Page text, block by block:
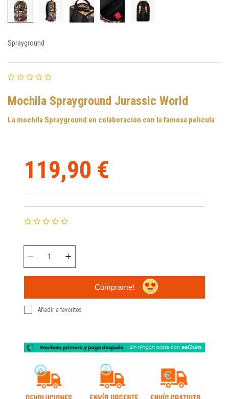
Sprayground
Mochila Sprayground Jurassic World
La mochila Sprayground en colaboración con la famosa película
119,90 €
Cómprame!
Añadir a favoritos